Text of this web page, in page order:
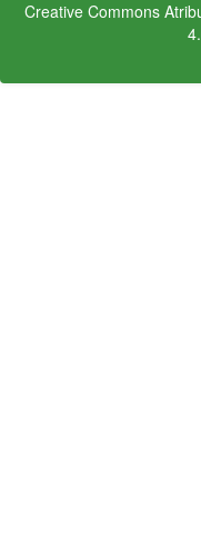
Creative Commons